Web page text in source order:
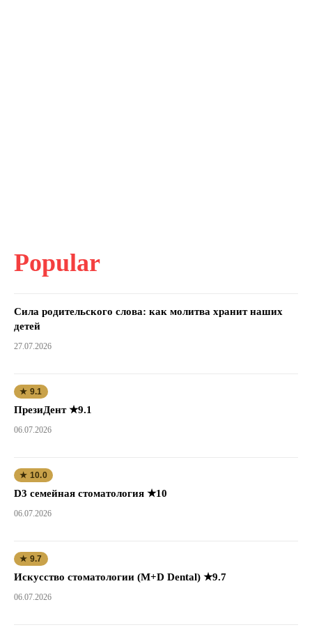
Popular
Сила родительского слова: как молитва хранит наших
детей
27.07.2026
★ 9.1
ПрезиДент ★9.1
06.07.2026
★ 10.0
D3 семейная стоматология ★10
06.07.2026
★ 9.7
Искусство стоматологии (M+D Dental) ★9.7
06.07.2026